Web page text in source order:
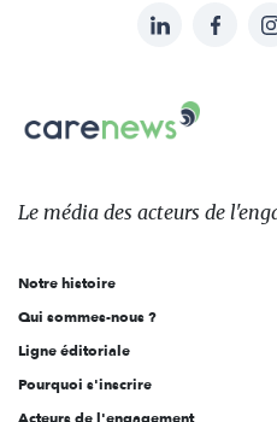
sur:
LinkedIn
Carenews,
Le
des
l'engagement
Le média des acteurs de
Notre histoire
Qui sommes-nous ?
Ligne éditoriale
Pourquoi s'inscrire
Acteurs de l'engagement